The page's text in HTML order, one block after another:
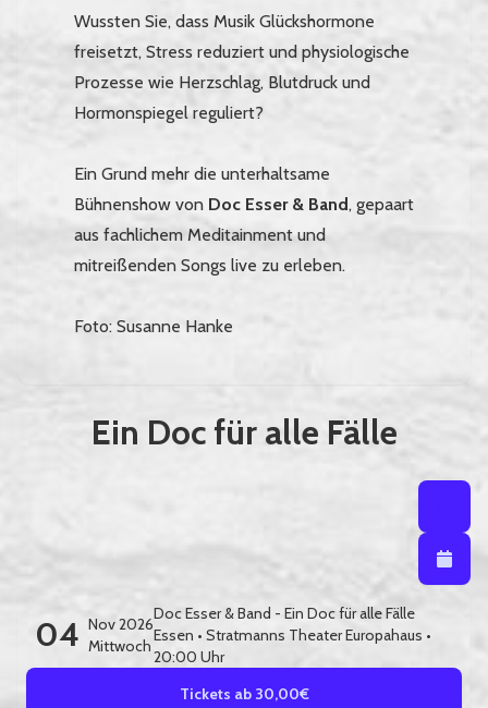
Wussten Sie, dass Musik Glückshormone
freisetzt, Stress reduziert und physiologische
Prozesse wie Herzschlag, Blutdruck und
Hormonspiegel reguliert?
Ein Grund mehr die unterhaltsame
Bühnenshow von Doc Esser & Band, gepaart
aus fachlichem Meditainment und
mitreißenden Songs live zu erleben.
Foto: Susanne Hanke
Ein Doc für alle Fälle
04 Nov 2026
Mittwoch
Doc Esser & Band - Ein Doc für alle Fälle
Essen • Stratmanns Theater Europahaus •
20:00 Uhr
Tickets ab 30,00€